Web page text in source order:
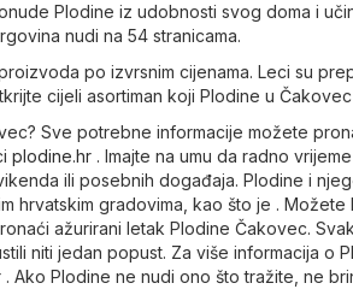
Plodine iz udobnosti svog doma i
nudi na 54 stranicama.
po izvrsnim cijenama. Leci su
cijeli asortiman koji Plodine u
Sve potrebne informacije možete
plodine.hr . Imajte na umu da radno
ili posebnih događaja. Plodine i
hrvatskim gradovima, kao što je . Možete
ažurirani letak Plodine Čakovec.
niti jedan popust. Za više informacija o
. Ako Plodine ne nudi ono što tražite, ne